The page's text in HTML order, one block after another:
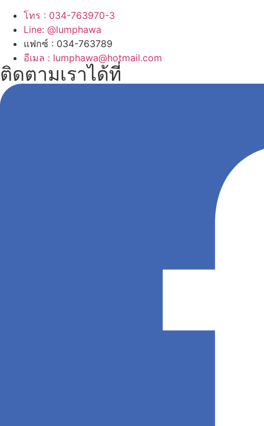
โทร : 034-763970-3
Line: @lumphawa
แฟกซ์ : 034-763789
อีเมล : lumphawa@hotmail.com
ติดตามเราได้ที่